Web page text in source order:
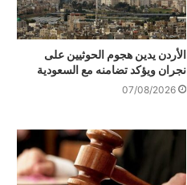
الأردن يدين هجوم الحوثيين على
نجران ويؤكد تضامنه مع السعودية
07/08/2026